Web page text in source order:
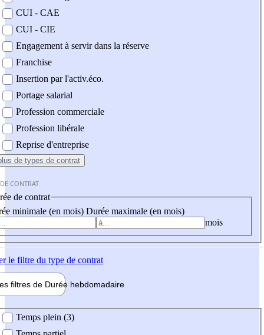
CUI - CAE
CUI - CIE
Engagement à servir dans la réserve
Franchise
Insertion par l'activ.éco.
Portage salarial
Profession commerciale
Profession libérale
Reprise d'entreprise
de types de contrat
CONTRAT
de contrat
minimale (en mois) Durée maximale (en mois)
mois
le filtre du type de contrat
filtres de Durée hebdomadaire
Temps plein (3)